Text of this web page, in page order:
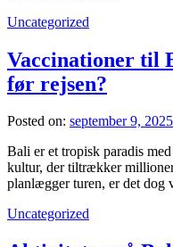
Uncategorized
Vaccinationer til
før rejsen?
Posted on: september 9, 2025
Bali er et tropisk paradis
kultur, der tiltrækker
planlægger turen, er det
Uncategorized